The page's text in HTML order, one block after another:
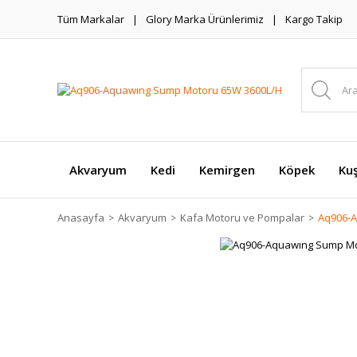
Tüm Markalar Glory Marka Ürünlerimiz Kargo Takip
Akvaryum Kedi Kemirgen Köpek
Anasayfa Akvaryum Kafa Motoru ve Pompalar Aq906-